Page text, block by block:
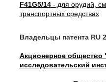
F41G5/14- для орудий,
транспортных средствах
Владельцы патента RU
Акционерное общество
исследовательский